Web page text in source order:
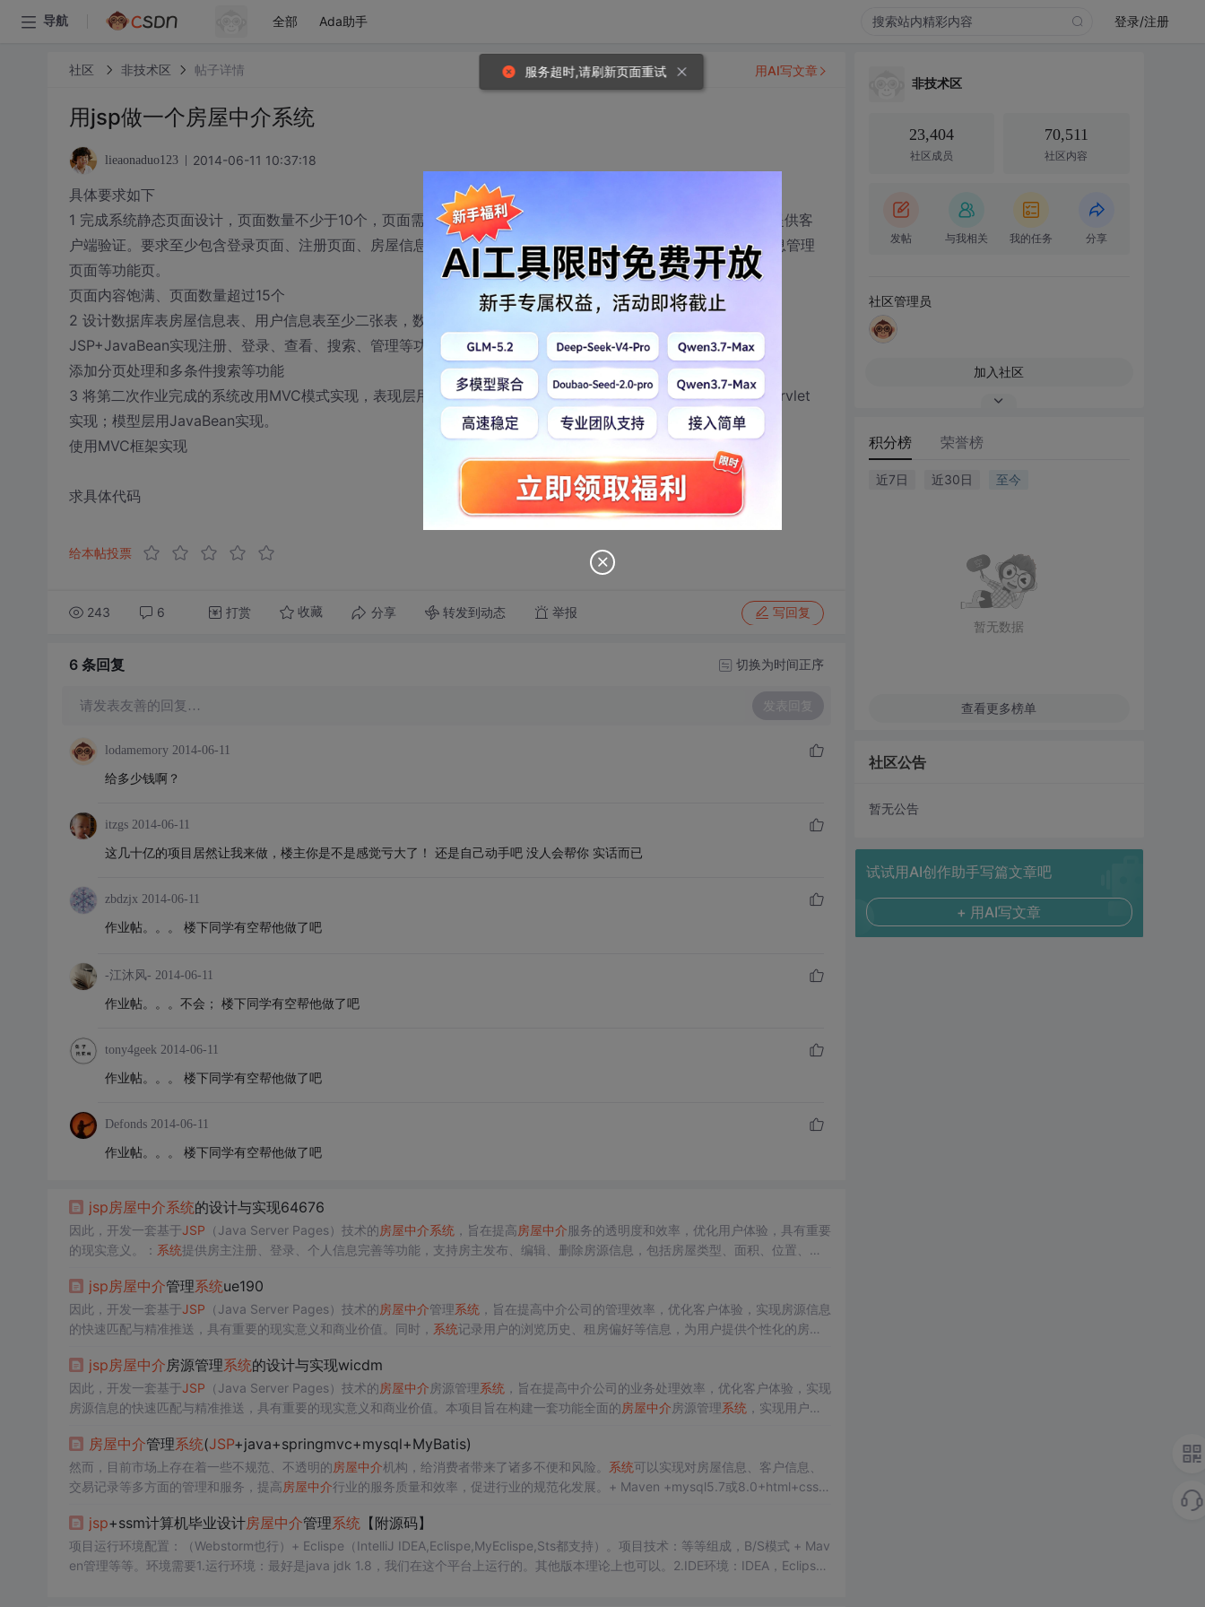
导航 全部 Ada助手 登录/注册
社区 非技术区 帖子详情
用jsp做一个房屋中介系统
lieaonaduo123 2014-06-11 10:37:18
具体要求如下
1 完成系统静态页面设计，页面数量不少于10个，页面需用CSS进行美化，并为需要验证的信息利用JavaScript提供客
户端验证。要求至少包含登录页面、注册页面、房屋信息查看页面、房屋信息搜索页面、用户管理页面、房屋信息管理
页面等功能页。
页面内容饱满、页面数量超过15个
2 设计数据库表房屋信息表、用户信息表至少二张表，数据库信息设计合理。基于第一次作业所做静态页面使用
JSP+JavaBean实现注册、登录、查看、搜索、管理等功能。
添加分页处理和多条件搜索等功能
3 将第二次作业完成的系统改用MVC模式实现，表现层用JSP实现，要求JSP页面中使用JSTL和EL；控制层用Servlet
实现；模型层用JavaBean实现。
使用MVC框架实现
求具体代码
给本帖投票
243 6 打赏 收藏 分享 转发到动态 举报 写回复
用AI写文章
6 条回复 切换为时间正序
请发表友善的回复… 发表回复
lodamemory 2014-06-11
给多少钱啊？
itzgs 2014-06-11
这几十亿的项目居然让我来做，楼主你是不是感觉亏大了！ 还是自己动手吧 没人会帮你 实话而已
zbdzjx 2014-06-11
作业帖。。。 楼下同学有空帮他做了吧
-江沐风- 2014-06-11
作业帖。。。不会； 楼下同学有空帮他做了吧
tony4geek 2014-06-11
作业帖。。。 楼下同学有空帮他做了吧
Defonds 2014-06-11
作业帖。。。 楼下同学有空帮他做了吧
jsp房屋中介系统的设计与实现64676
因此，开发一套基于JSP （Java Server Pages）技术的房屋中介系统 ，旨在提高房屋中介服务的透明度和效率，优化用户体验，具有重要
的现实意义。： 系统提供房主注册、登录、个人信息完善等功能，支持房主发布、编辑、删除房源信息，包括房屋类型、面积、位置、价
之间的在线沟通平台，用户可以就房源信息、价格、位置等问题进行留言咨询，房主可以实时回复，确保信息的及时传达与用户的知情
权。
jsp房屋中介管理系统ue190
因此，开发一套基于JSP （Java Server Pages）技术的房屋中介管理系统 ，旨在提高中介公司的管理效率，优化客户体验，实现房源信息
的快速匹配与精准推送，具有重要的现实意义和商业价值。同时， 系统记录用户的浏览历史、租房偏好等信息，为用户提供个性化的房源
统提供房屋咨询功能，用户或业主可以就房屋租金、位置、装修等问题进行咨询，
的知情权。
jsp房屋中介房源管理系统的设计与实现wicdm
因此，开发一套基于JSP （Java Server Pages）技术的房屋中介房源管理系统 ，旨在提高中介公司的业务处理效率，优化客户体验，实现
房源信息的快速匹配与精准推送，具有重要的现实意义和商业价值。本项目旨在构建一套功能全面的房屋中介房源管理系统 ，实现用户管
每套房源的详细信息，包括房屋地址、面积、户型、装修情况、配套设施、价格等，支持图片上传与视频展示，提高房源信息的吸引力与
可信度。
房屋中介管理系统(JSP+java+springmvc+mysql+MyBatis)
然而，目前市场上存在着一些不规范、不透明的房屋中介机构，给消费者带来了诸多不便和风险。 系统可以实现对房屋信息、客户信息、
交易记录等多方面的管理和服务，提高房屋中介行业的服务质量和效率，促进行业的规范化发展。+ Maven +mysql5.7或8.0+html+css+j
的操作。这包括数据的处理、计算、验证等操作。后端程序接收到请求后，根据请求的类型和参数进行相应的处理。
jsp+ssm计算机毕业设计房屋中介管理系统【附源码】
项目运行环境配置：（Webstorm也行）+ Eclispe（IntelliJ IDEA,Eclispe,MyEclispe,Sts都支持）。项目技术：等等组成，B/S模式 + Mav
en管理等等。环境需要1.运行环境：最好是java jdk 1.8，我们在这个平台上运行的。其他版本理论上也可以。2.IDE环境：IDEA，Eclipse,
非技术区
23,404
社区成员
70,511
社区内容
发帖 与我相关 我的任务 分享
社区管理员
加入社区
积分榜 荣誉榜
近7日 近30日 至今
暂无数据
查看更多榜单
社区公告
暂无公告
试试用AI创作助手写篇文章吧
+ 用AI写文章
服务超时,请刷新页面重试